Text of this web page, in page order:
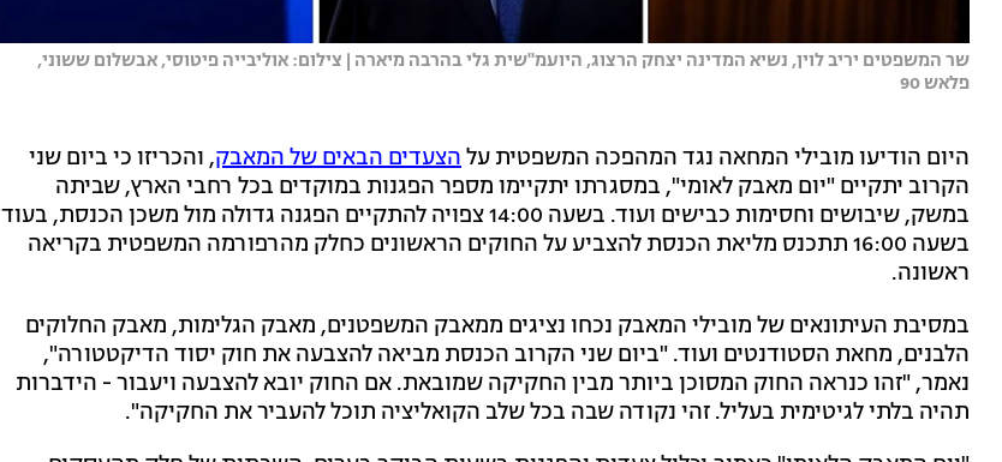
שר המשפטים יריב לוין, נשיא המדינה יצחק הרצוג, היועמ''שית גלי בהרבה מיארה | צילום: אוליבייה פיטוסי, אבשלום ששוני,
פלאש 90
היום הודיעו מובילי המחאה נגד המהפכה המשפטית עלהצעדים הבאים של המאבק, והכריזו כי ביום שני
הקרוב יתקיים "יום מאבק לאומי", במסגרתו יתקיימו מספר הפגנות במוקדים בכל רחבי הארץ, שביתה
במשק, שיבושים וחסימות כבישים ועוד. בשעה 14:00 צפויה להתקיים הפגנה גדולה מול משכן הכנסת, בעוד
בשעה 16:00 תתכנס מליאת הכנסת להצביע על החוקים הראשונים כחלק מהרפורמה המשפטית בקריאה
ראשונה.
במסיבת העיתונאים של מובילי המאבק נכחו נציגים ממאבק המשפטנים, מאבק הגלימות, מאבק החלוקים
הלבנים, מחאת הסטודנטים ועוד. "ביום שני הקרוב הכנסת מביאה להצבעה את חוק יסוד הדיקטטורה",
נאמר, "זהו כנראה החוק המסוכן ביותר מבין החקיקה שמובאת. אם החוק יובא להצבעה ויעבור - הידברות
תהיה בלתי לגיטימית בעליל. זהי נקודה שבה בכל שלב הקואליציה תוכל להעביר את החקיקה".